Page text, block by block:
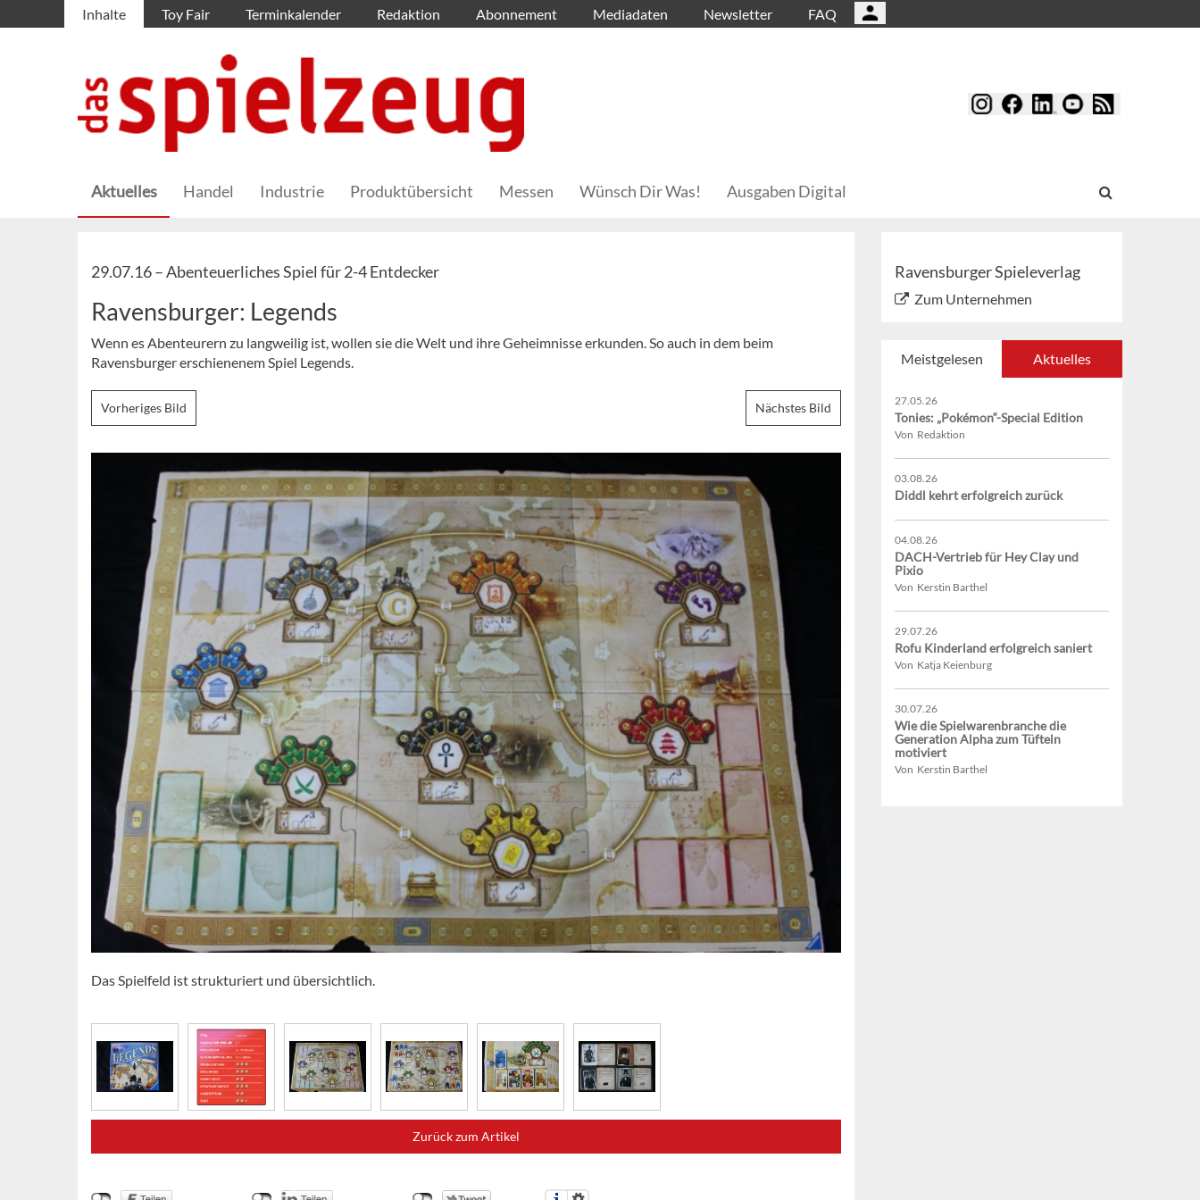
Inhalte Toy Fair Terminkalender Redaktion Abonnement Mediadaten Newsletter FAQ
Aktuelles Handel Industrie Produktübersicht Messen Wünsch Dir Was! Ausgaben Digital
29.07.16 –Abenteuerliches Spiel für 2-4 Entdecker
Ravensburger: Legends
Wenn es Abenteurern zu langweilig ist, wollen sie die Welt und ihre Geheimnisse erkunden. So auch in dem beim
Ravensburger erschienenem Spiel Legends.
Vorheriges Bild Nächstes Bild
Das Spielfeld ist strukturiert und übersichtlich.
Zurück zum Artikel
Ravensburger Spieleverlag
Zum Unternehmen
Meistgelesen Aktuelles
27.05.26
Tonies: „Pokémon“-Special Edition
Von Redaktion
03.08.26
Diddl kehrt erfolgreich zurück
04.08.26
DACH-Vertrieb für Hey Clay und
Pixio
Von Kerstin Barthel
29.07.26
Rofu Kinderland erfolgreich saniert
Von Katja Keienburg
30.07.26
Wie die Spielwarenbranche die
Generation Alpha zum Tüfteln
motiviert
Von Kerstin Barthel